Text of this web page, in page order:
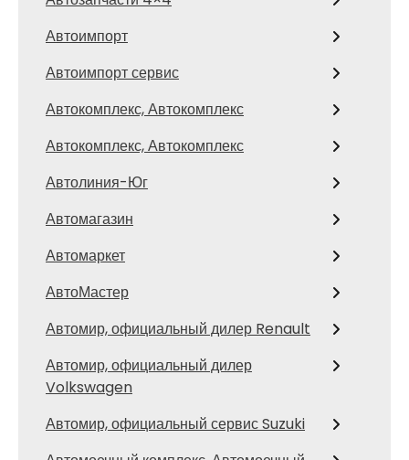
Автоимпорт
Автоимпорт сервис
Автокомплекс, Автокомплекс
Автокомплекс, Автокомплекс
Автолиния-Юг
Автомагазин
Автомаркет
АвтоМастер
Автомир, официальный дилер Renault
Автомир, официальный дилер
Volkswagen
Автомир, официальный сервис Suzuki